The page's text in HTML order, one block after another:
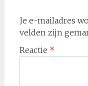
Je e-mailadres
velden zijn
Reactie *